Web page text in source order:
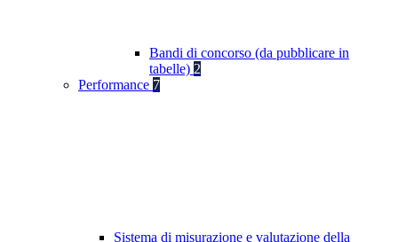
Bandi di concorso (da pubblicare in
tabelle) 2
Performance 7
Sistema di misurazione e valutazione della